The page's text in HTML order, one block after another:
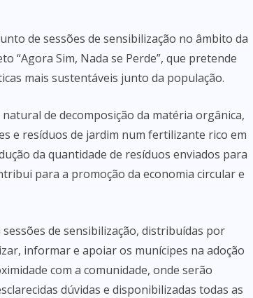
de sessões de sensibilização no âmbito da
“Agora Sim, Nada se Perde”, que pretende
mais sustentáveis junto da população.
de decomposição da matéria orgânica,
e resíduos de jardim num fertilizante rico em
da quantidade de resíduos enviados para
para a promoção da economia circular e
de sensibilização, distribuídas por
informar e apoiar os munícipes na adoção
com a comunidade, onde serão
dúvidas e disponibilizadas todas as